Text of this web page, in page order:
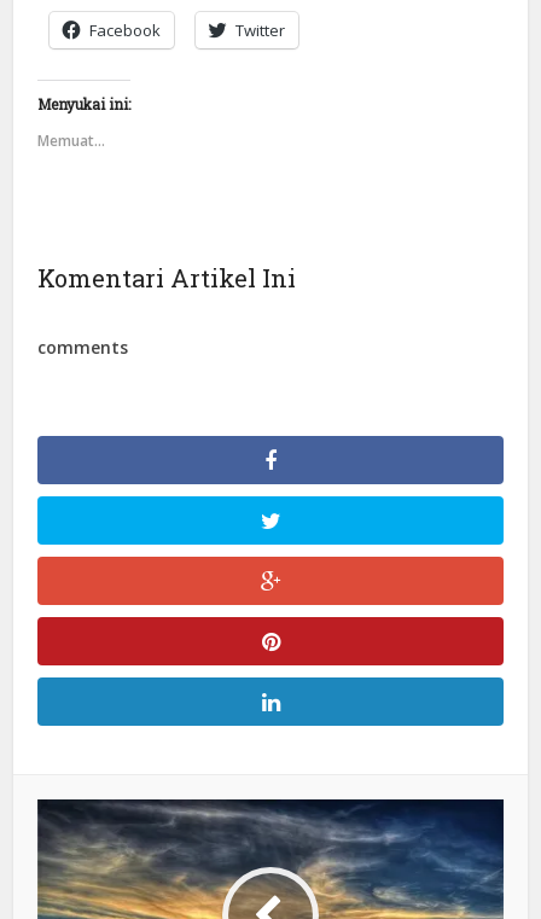
Facebook Twitter
Menyukai ini:
Memuat...
Komentari Artikel Ini
comments